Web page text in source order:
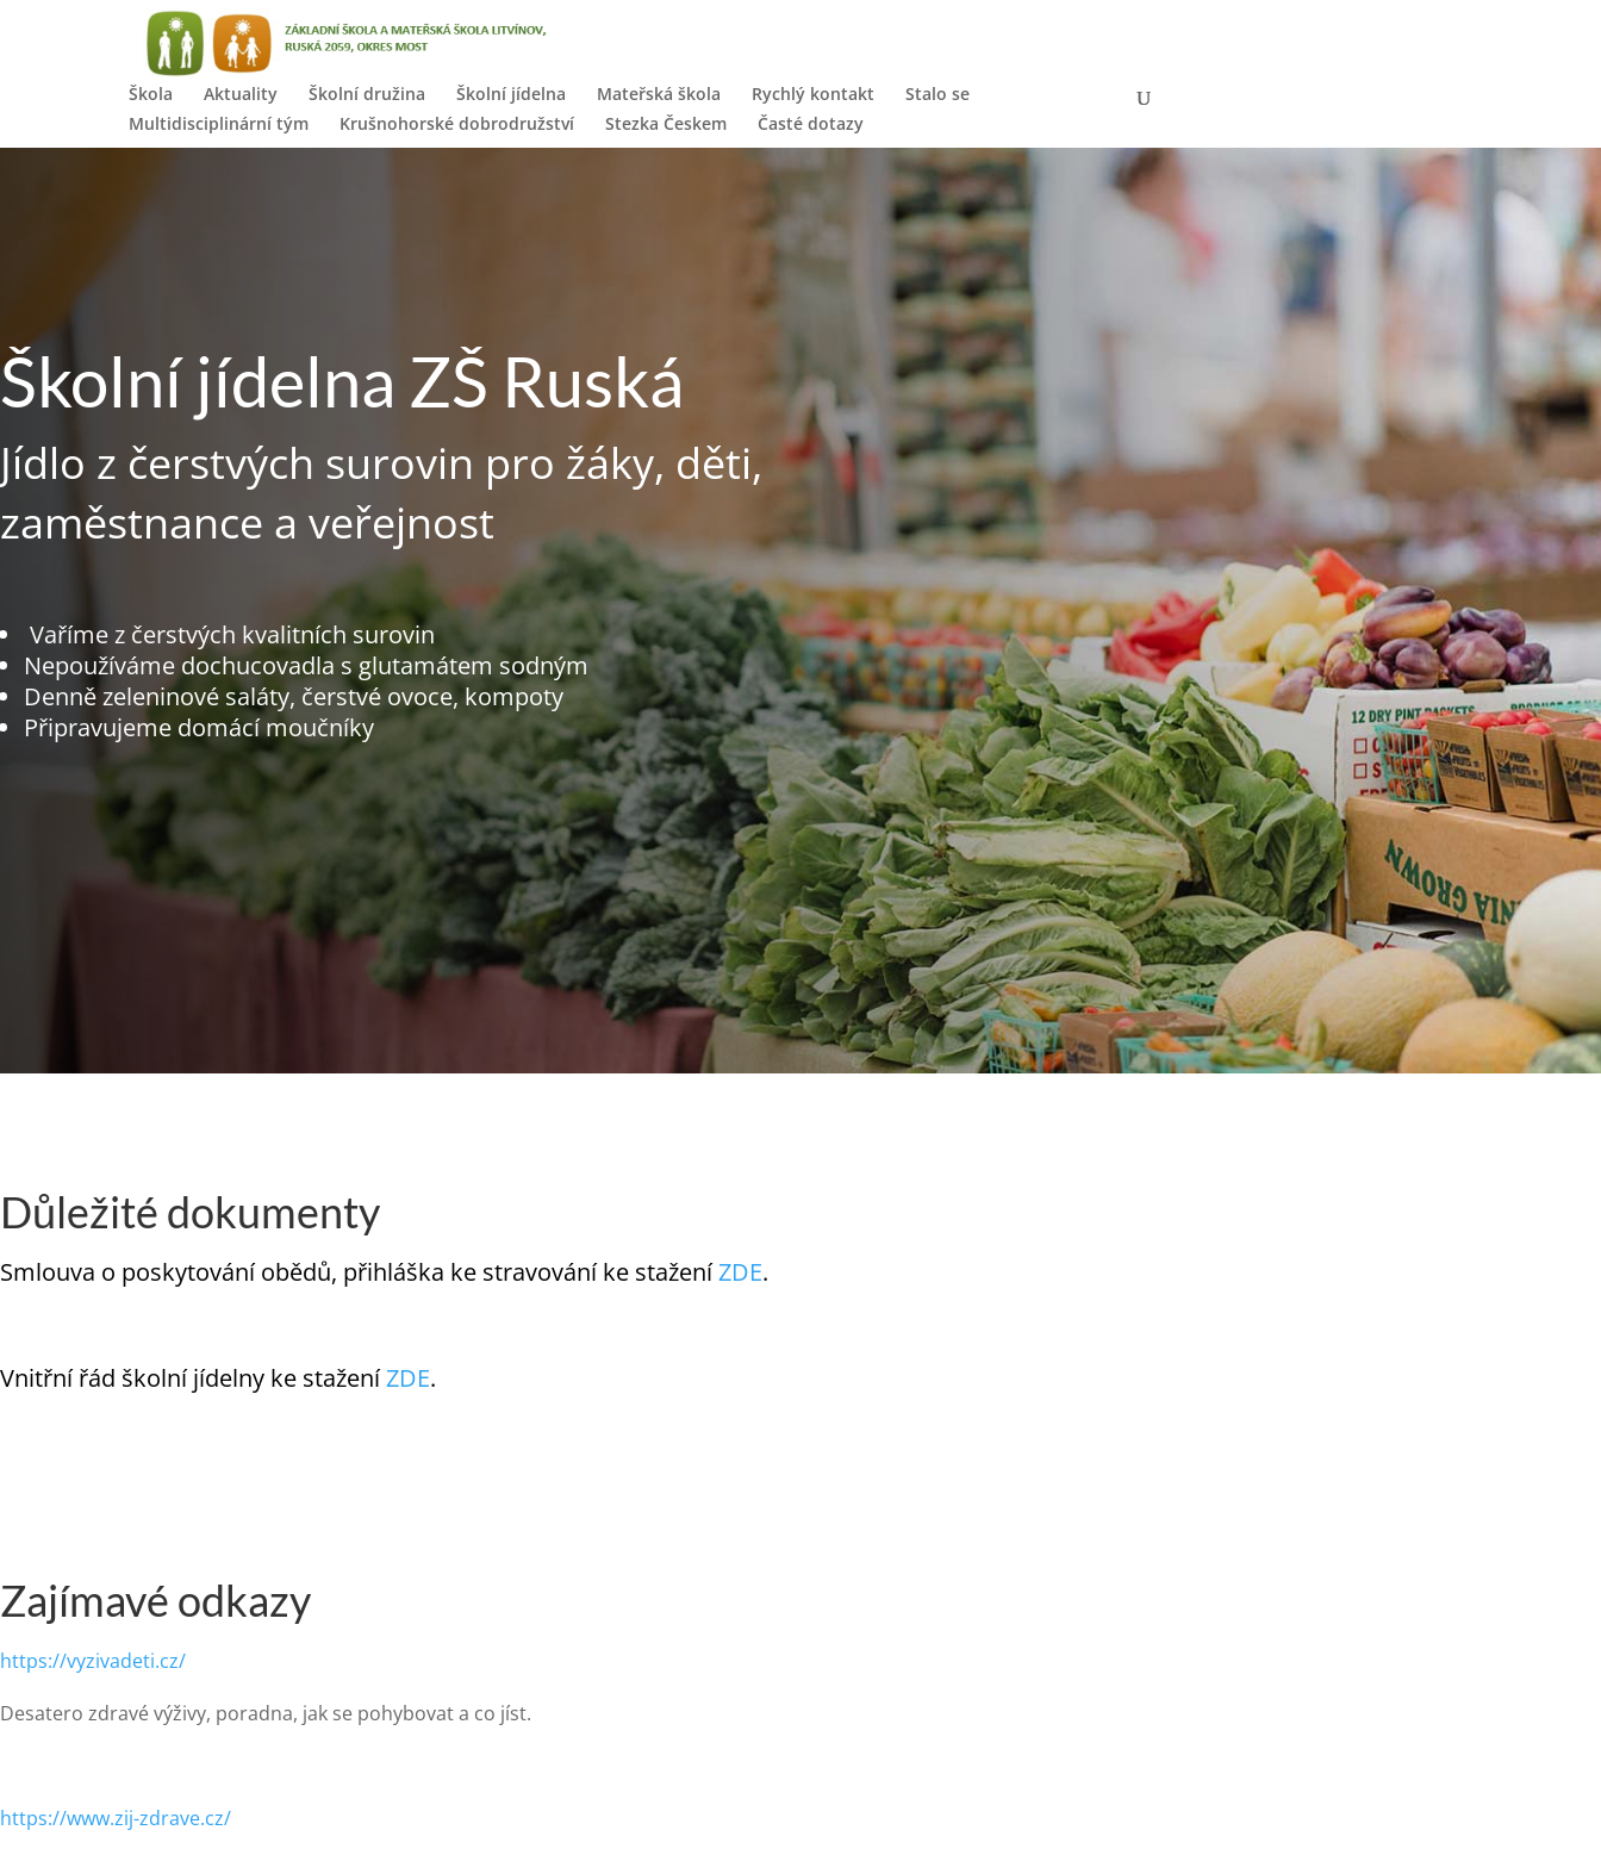
Škola Aktuality Školní družina Školní jídelna Mateřská škola Rychlý kontakt
Stalo se
Multidisciplinární tým
Krušnohorské dobrodružství Stezka Českem Časté dotazy
Školní jídelna ZŠ Ruská
Jídlo z čerstvých surovin pro žáky, děti,
zaměstnance a veřejnost
Vaříme z čerstvých kvalitních surovin
Nepoužíváme dochucovadla s glutamátem sodným
Denně zeleninové saláty, čerstvé ovoce, kompoty
Připravujeme domácí moučníky
Důležité dokumenty
Smlouva o poskytování obědů, přihláška ke stravování ke staženíZDE.
Vnitřní řád školní jídelny ke staženíZDE.
Zajímavé odkazy
https://vyzivadeti.cz/
Desatero zdravé výživy, poradna, jak se pohybovat a co jíst.
https://www.zij-zdrave.cz/